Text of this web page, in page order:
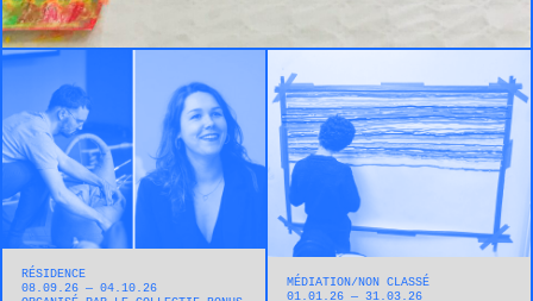
RÉSIDENCE
08.09.26 — 04.10.26
MÉDIATION
NON CLASSÉ
01.01.26 — 31.03.26